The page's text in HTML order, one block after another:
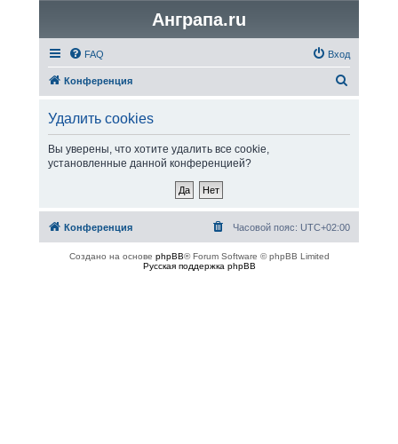
Анграпа.ru
FAQ Вход
Конференция
Удалить cookies
Вы уверены, что хотите удалить все cookie,
установленные данной конференцией?
Конференция Часовой пояс: UTC+02:00
Создано на основе phpBB® Forum Software © phpBB Limited
Русская поддержка phpBB